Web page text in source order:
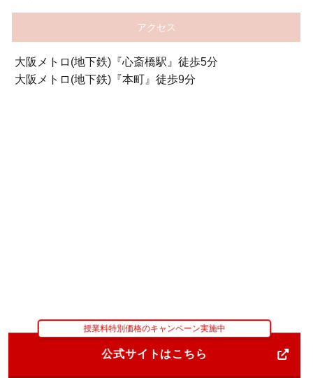
アクセス
大阪メトロ(地下鉄)『心斎橋駅』徒歩5分
大阪メトロ(地下鉄)『本町』徒歩9分
授業料特別価格のキャンペーン実施中
公式サイトはこちら